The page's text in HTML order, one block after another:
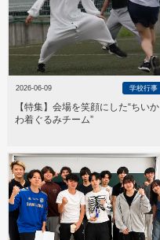
2026-06-09 学校行事
【特集】会場を笑顔にした“ちいか
わ着ぐるみチーム”